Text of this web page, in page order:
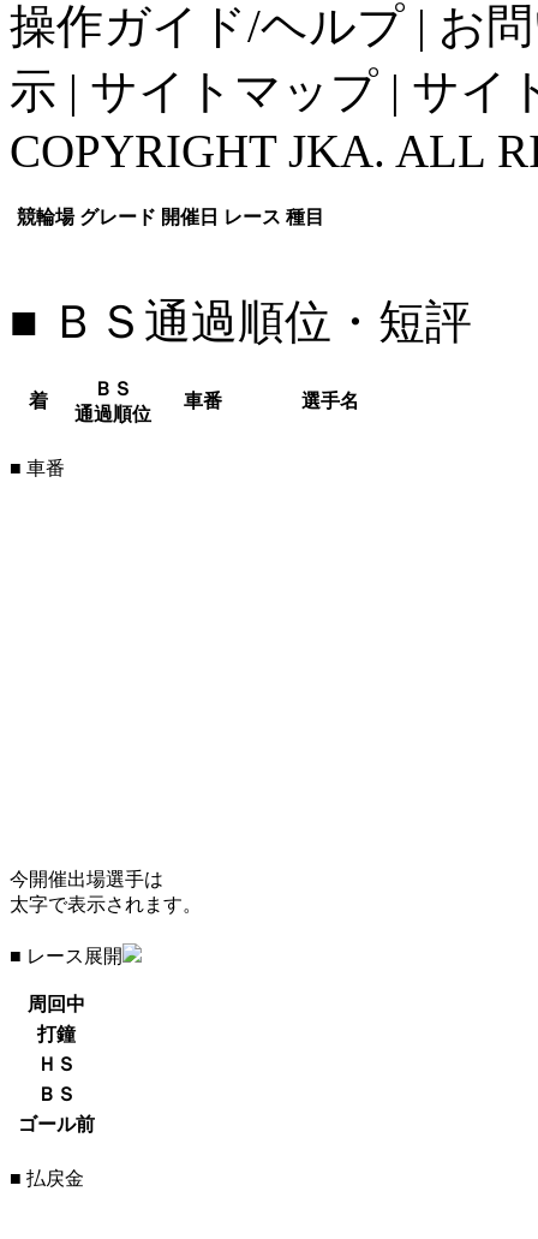
操作ガイド/ヘルプ | お
示 | サイトマップ | サイ
COPYRIGHT JKA. ALL
競輪場 グレード 開催日 レース 種目
■ ＢＳ通過順位・短評
着
ＢＳ
通過順位
車番 選手名
■ 車番
今開催出場選手は
太字で表示されます。
■ レース展開
周回中
打鐘
ＨＳ
ＢＳ
ゴール前
■ 払戻金